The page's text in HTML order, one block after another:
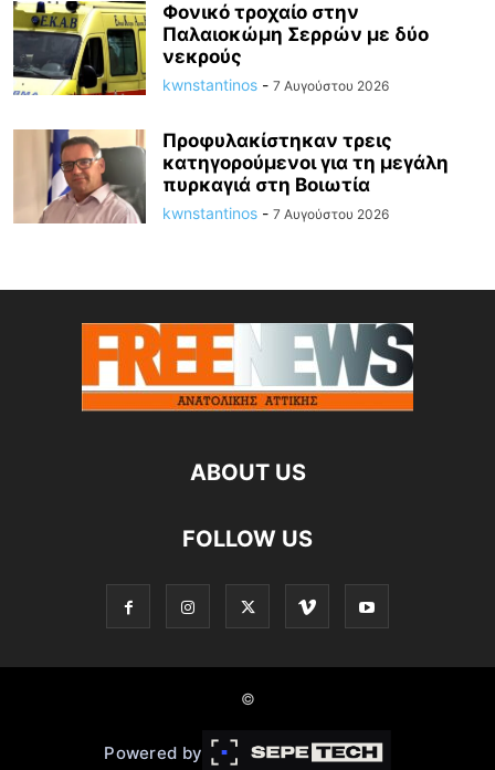
Φονικό τροχαίο στην
Παλαιοκώμη Σερρών με δύο
νεκρούς
kwnstantinos - 7 Αυγούστου 2026
Προφυλακίστηκαν τρεις
κατηγορούμενοι για τη μεγάλη
πυρκαγιά στη Βοιωτία
kwnstantinos - 7 Αυγούστου 2026
ABOUT US
FOLLOW US
©
Powered by